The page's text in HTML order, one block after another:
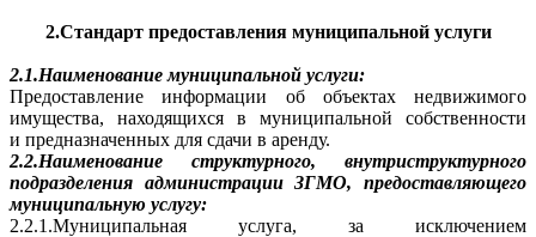
2.Стандарт предоставления муниципальной услуги
2.1.Наименование муниципальной услуги:
Предоставление информации об объектах недвижимого
имущества, находящихся в муниципальной собственности
и предназначенных для сдачи в аренду.
2.2.Наименование структурного, внутриструктурного
подразделения администрации ЗГМО, предоставляющего
муниципальную услугу:
2.2.1.Муниципальная услуга, за исключением